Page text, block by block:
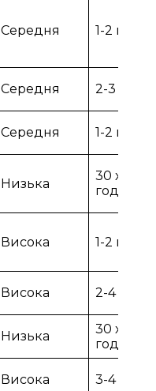
Середня 1-2
Середня 2-3
Середня 1-2
Низька
30
година
Висока 1-2
Висока 2-4
Низька
30
година
Висока 3-4